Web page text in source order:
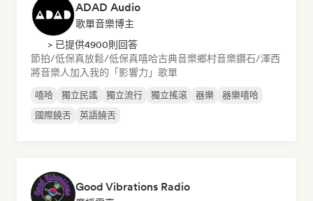
ADAD Audio
歌單音樂博主
> 已提供4900則回答
節拍/低保真放鬆/低保真嘻哈古典音樂鄉村音樂鑽石/澤西
將音樂人加入我的「影響力」歌單
嘻哈 獨立民謠 獨立流行 獨立搖滾 器樂
器樂嘻哈
國際饒舌
英語饒舌
Good Vibrations Radio